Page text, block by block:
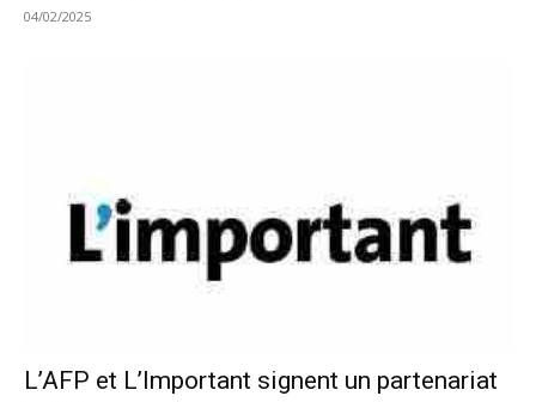
04/02/2025
L’AFP et L’Important signent un partenariat